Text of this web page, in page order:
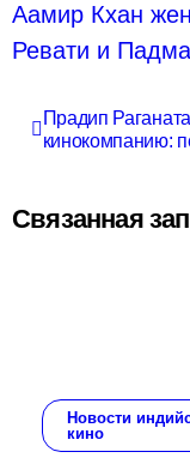
Аамир Кхан
Ревати и
записям
Прадип
кинокомпанию:
Связанная
Новости
кино